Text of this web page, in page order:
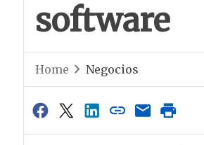
software
Home Negocios